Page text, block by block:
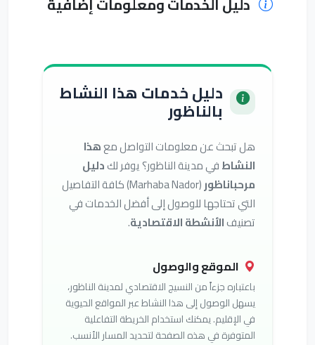
دليل خدمات هذا النشاط
بالناظور
هل تبحث عن معلومات التواصل معهذا
النشاطفي مدينة الناظور؟ يوفر لكدليل
مرحباناظور
(Marhaba Nador) كافة التفاصيل
التي تحتاجها للوصول إلى أفضل الخدمات في
تصنيفالأنشطة الاقتصادية.
الموقع والوصول
باعتباره جزءاً من النسيج الاقتصادي لمدينة الناظور،
يسهل الوصول إلى هذا النشاط عبر المواقع الحيوية
في الإقليم. يمكنك استخدام الخريطة التفاعلية
المتوفرة في هذه الصفحة لتحديد المسار الأنسب.